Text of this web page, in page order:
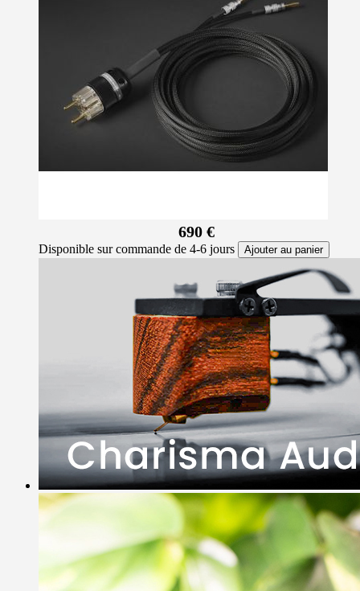
690 €
Disponible sur commande de 4-6 jours Ajouter au panier